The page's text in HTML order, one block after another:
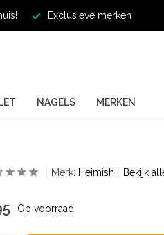
Exclusieve merken
NAGELS MERKEN
Merk: Heimish Bekijk
Op voorraad